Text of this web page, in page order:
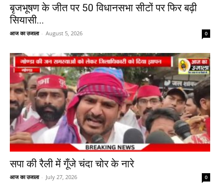
बृजभूषण के जीत पर 50 विधानसभा सीटों पर फिर बढ़ी
सियासी...
आज का उजाला - August 5, 2026 0
सपा की रैली में गूँजे चंदा चोर के नारे
आज का उजाला - July 27, 2026 0